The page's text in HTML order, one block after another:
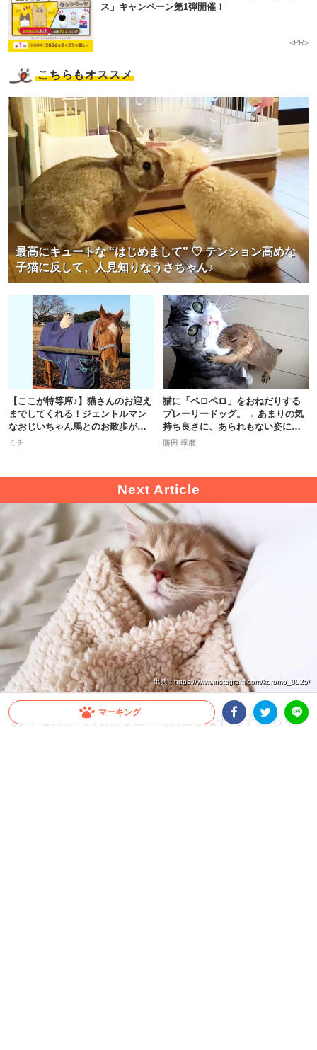
マーキング
ス」キャンペーン第1弾開催！
<PR>
こちらもオススメ
最高にキュートな “はじめまして” ♡ テンション高めな
子猫に反して、人見知りなうさちゃん♪
【ここが特等席♪】猫さんのお迎え
までしてくれる！ジェントルマン
なおじいちゃん馬とのお散歩が尊
い
ミチ
猫に「ペロペロ」をおねだりする
プレーリードッグ。→ あまりの気
持ち良さに、あられもない姿に…
♡
勝田 琢磨
出典 : https://www.instagram.com/koromo_0925/
おくるみからの抱っこ♡ おねんね中の子猫ちゃ